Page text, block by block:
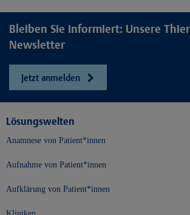
Bleiben Sie informiert: Unsere
Newsletter
Jetzt anmelden
Lösungswelten
Anamnese von Patient*innen
Aufnahme von Patient*innen
Aufklärung von Patient*innen